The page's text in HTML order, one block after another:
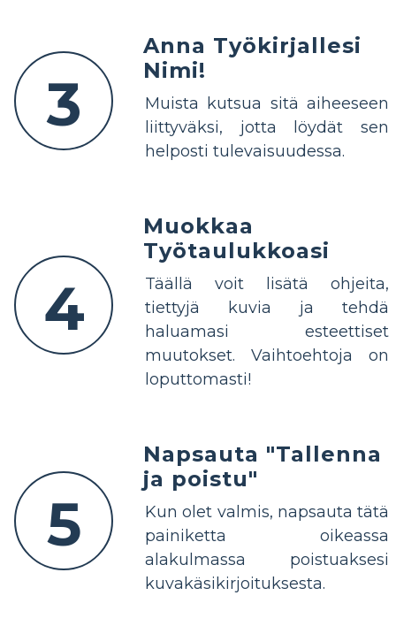
3
Anna Työkirjallesi
Nimi!
Muista kutsua sitä aiheeseen
liittyväksi, jotta löydät sen
helposti tulevaisuudessa.
4
Muokkaa
Työtaulukkoasi
Täällä voit lisätä ohjeita,
tiettyjä kuvia ja tehdä
haluamasi esteettiset
muutokset. Vaihtoehtoja on
loputtomasti!
5
Napsauta "Tallenna
ja poistu"
Kun olet valmis, napsauta tätä
painiketta oikeassa
alakulmassa poistuaksesi
kuvakäsikirjoituksesta.